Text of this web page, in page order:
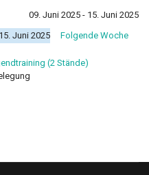
09. Juni 2025 - 15. Juni 2025
Juni 2025
Folgende Woche
(2 Stände)